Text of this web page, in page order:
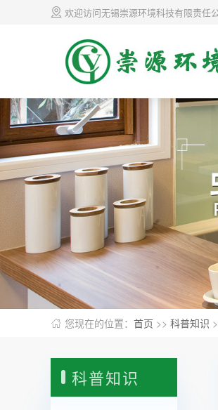
欢迎访问无锡崇源环境科技有限责任
您现在的位置： 首页 >> 科普知识
科普知识